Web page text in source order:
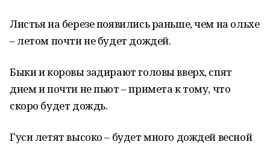
Листья на березе появились раньше, чем на ольхе
– летом почти не будет дождей.
Быки и коровы задирают головы вверх, спят
днем и почти не пьют – примета к тому, что
скоро будет дождь.
Гуси летят высоко – будет много дождей весной